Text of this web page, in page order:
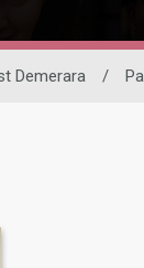
Demerara /